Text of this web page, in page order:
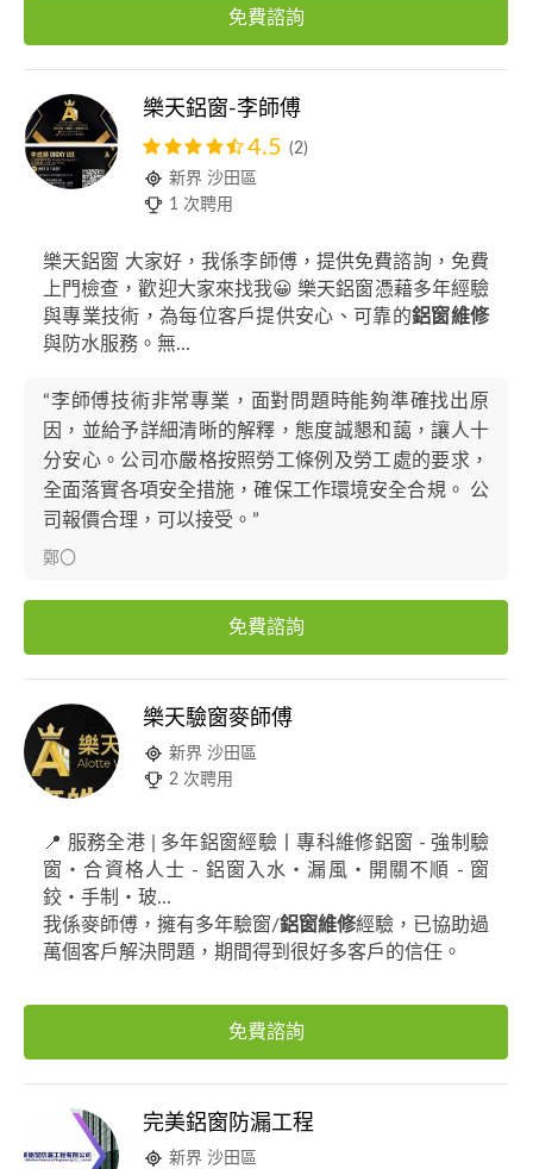
免費諮詢
樂天鋁窗-李師傅
4.5 (2)
新界 沙田區
1 次聘用
樂天鋁窗 大家好，我係李師傅，提供免費諮詢，免費
上門檢查，歡迎大家來找我😀 樂天鋁窗憑藉多年經驗
與專業技術，為每位客戶提供安心、可靠的鋁窗維修
與防水服務。無...
“李師傅技術非常專業，面對問題時能夠準確找出原
因，並給予詳細清晰的解釋，態度誠懇和藹，讓人十
分安心。公司亦嚴格按照勞工條例及勞工處的要求，
全面落實各項安全措施，確保工作環境安全合規。 公
司報價合理，可以接受。”
鄭〇
免費諮詢
樂天驗窗麥師傅
新界 沙田區
2 次聘用
📍 服務全港 | 多年鋁窗經驗丨專科維修鋁窗 - 強制驗
窗・合資格人士 - 鋁窗入水・漏風・開關不順 - 窗
鉸・手制・玻...
我係麥師傅，擁有多年驗窗/鋁窗維修經驗，已協助過
萬個客戶解決問題，期間得到很好多客戶的信任。
免費諮詢
完美鋁窗防漏工程
新界 沙田區